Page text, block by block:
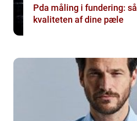
Pda måling i fundering:
kvaliteten af dine pæle